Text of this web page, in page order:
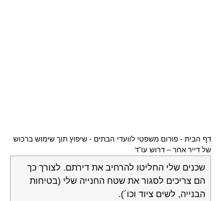
דף הבית - פורום משפטי לוועדי הבתים - שיפוץ תוך שימוש ברכוש
של דייר אחר – דרוש עו"ד
שכנים שלי החליטו להרחיב את דירתם. לצורך כך
הם צריכים לסגור את שטח החנייה שלי (בטיחות
הבנייה, לשים ציוד וכו´).